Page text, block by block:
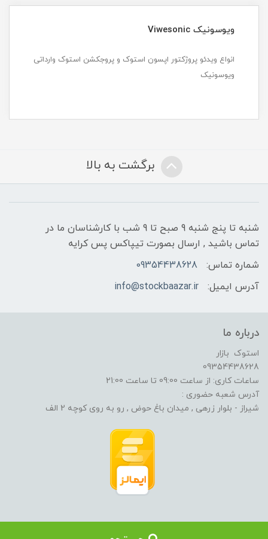
ویوسونیک Viwesonic
انواع ویدئو پروژکتور اپسون استوک و پروجکشن استوک وارداتی
ویوسونیک
برگشت به بالا
شنبه تا پنج شنبه 9 صبح تا 9 شب با کارشناسان ما در
تماس باشید , ارسال بصورت تیپاکس پس کرایه
شماره تماس:
09354438628
آدرس ایمیل:
info@stockbaazar.ir
درباره ما
استوک بازار
09354438628
ساعات کاری: از ساعت 09:00 تا ساعت 21:00
آدرس شعبه حضوری :
شیراز - بلوار زرهی , میدان باغ حوض , رو به روی کوچه 2 الف